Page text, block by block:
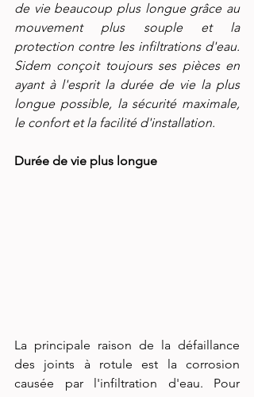
de vie beaucoup plus longue grâce au
mouvement plus souple et la
protection contre les infiltrations d'eau.
Sidem conçoit toujours ses pièces en
ayant à l'esprit la durée de vie la plus
longue possible, la sécurité maximale,
le confort et la facilité d'installation.
Durée de vie plus longue
La principale raison de la défaillance
des joints à rotule est la corrosion
causée par l'infiltration d'eau. Pour